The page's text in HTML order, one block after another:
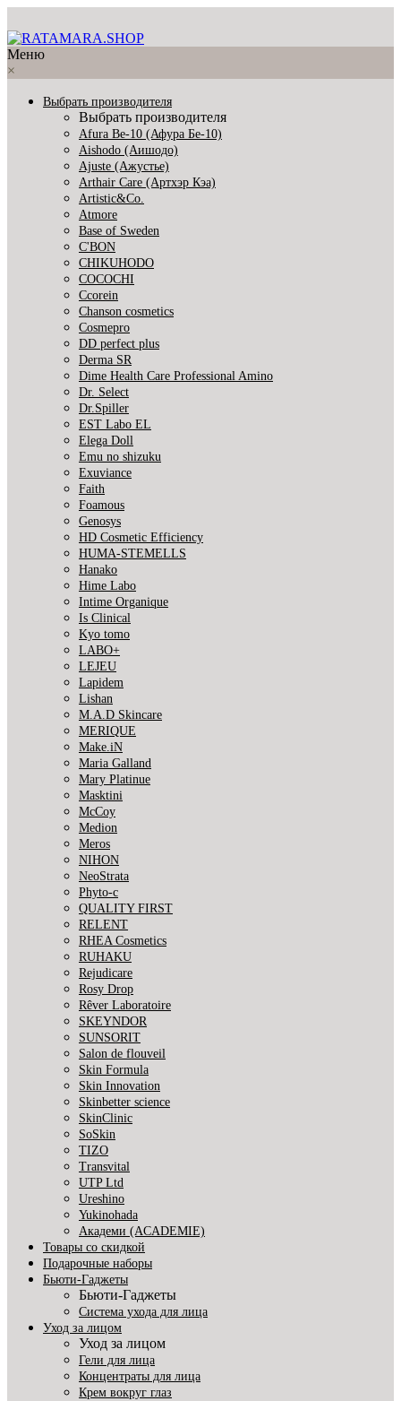
Меню
×
Выбрать производителя
Выбрать производителя
Afura Be-10 (Афура Бе-10)
Aishodo (Аишодо)
Ajuste (Ажустье)
Arthair Care (Артхэр Кэа)
Artistic&Co.
Atmore
Base of Sweden
C'BON
CHIKUHODO
COCOCHI
Ccorein
Chanson cosmetics
Cosmepro
DD perfect plus
Derma SR
Dime Health Care Professional Amino
Dr. Select
Dr.Spiller
EST Labo EL
Elega Doll
Emu no shizuku
Exuviance
Faith
Foamous
Genosys
HD Cosmetic Efficiency
HUMA-STEMELLS
Hanako
Hime Labo
Intime Organique
Is Clinical
Kyo tomo
LABO+
LEJEU
Lapidem
Lishan
M.A.D Skincare
MERIQUE
Make.iN
Maria Galland
Mary Platinue
Masktini
McCoy
Medion
Meros
NIHON
NeoStrata
Phyto-c
QUALITY FIRST
RELENT
RHEA Cosmetics
RUHAKU
Rejudicare
Rosy Drop
Rêver Laboratoire
SKEYNDOR
SUNSORIT
Salon de flouveil
Skin Formula
Skin Innovation
Skinbetter science
SkinСlinic
SoSkin
TIZO
Transvital
UTP Ltd
Ureshino
Yukinohada
Академи (ACADEMIE)
Товары со скидкой
Подарочные наборы
Бьюти-Гаджеты
Бьюти-Гаджеты
Система ухода для лица
Уход за лицом
Уход за лицом
Гели для лица
Концентраты для лица
Крем вокруг глаз